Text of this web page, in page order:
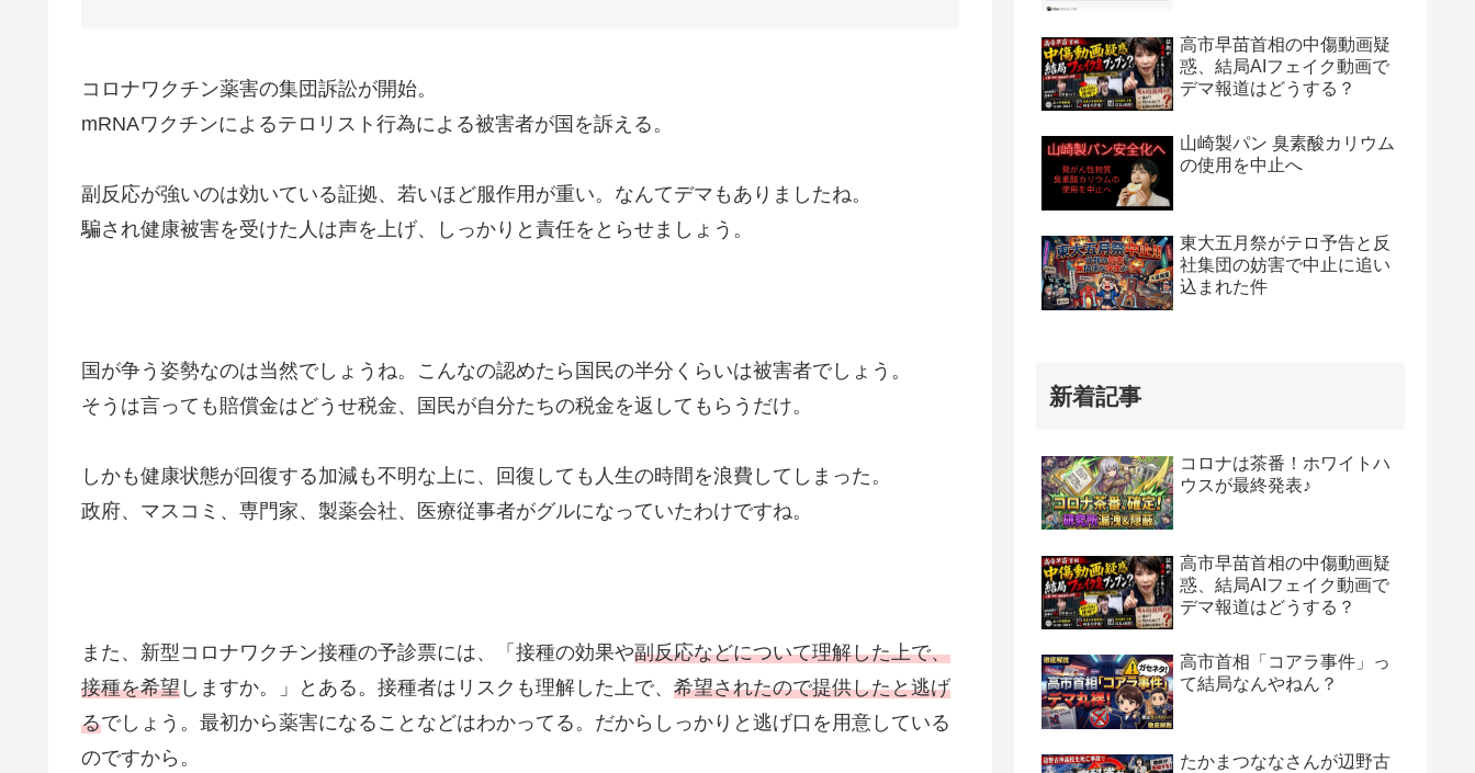
コロナワクチン薬害の集団訴訟が開始。
mRNAワクチンによるテロリスト行為による被害者が国を訴える。
副反応が強いのは効いている証拠、若いほど服作用が重い。なんてデマもありましたね。
騙され健康被害を受けた人は声を上げ、しっかりと責任をとらせましょう。
国が争う姿勢なのは当然でしょうね。こんなの認めたら国民の半分くらいは被害者でしょう。
そうは言っても賠償金はどうせ税金、国民が自分たちの税金を返してもらうだけ。
しかも健康状態が回復する加減も不明な上に、回復しても人生の時間を浪費してしまった。
政府、マスコミ、専門家、製薬会社、医療従事者がグルになっていたわけですね。
また、新型コロナワクチン接種の予診票には、「接種の効果や副反応などについて理解した上で、
接種を希望 しますか。」とある。接種者はリスクも理解した上で、 希望されたので提供したと逃げ
るでしょう。最初から薬害になることなどはわかってる。だからしっかりと逃げ口を用意している
のですから。
高市早苗首相の中傷動画疑
惑、結局AIフェイク動画で
デマ報道はどうする？
山崎製パン 臭素酸カリウム
の使用を中止へ
東大五月祭がテロ予告と反
社集団の妨害で中止に追い
込まれた件
新着記事
コロナは茶番！ホワイトハ
ウスが最終発表♪
高市早苗首相の中傷動画疑
惑、結局AIフェイク動画で
デマ報道はどうする？
高市首相「コアラ事件」っ
て結局なんやねん？
たかまつななさんが辺野古